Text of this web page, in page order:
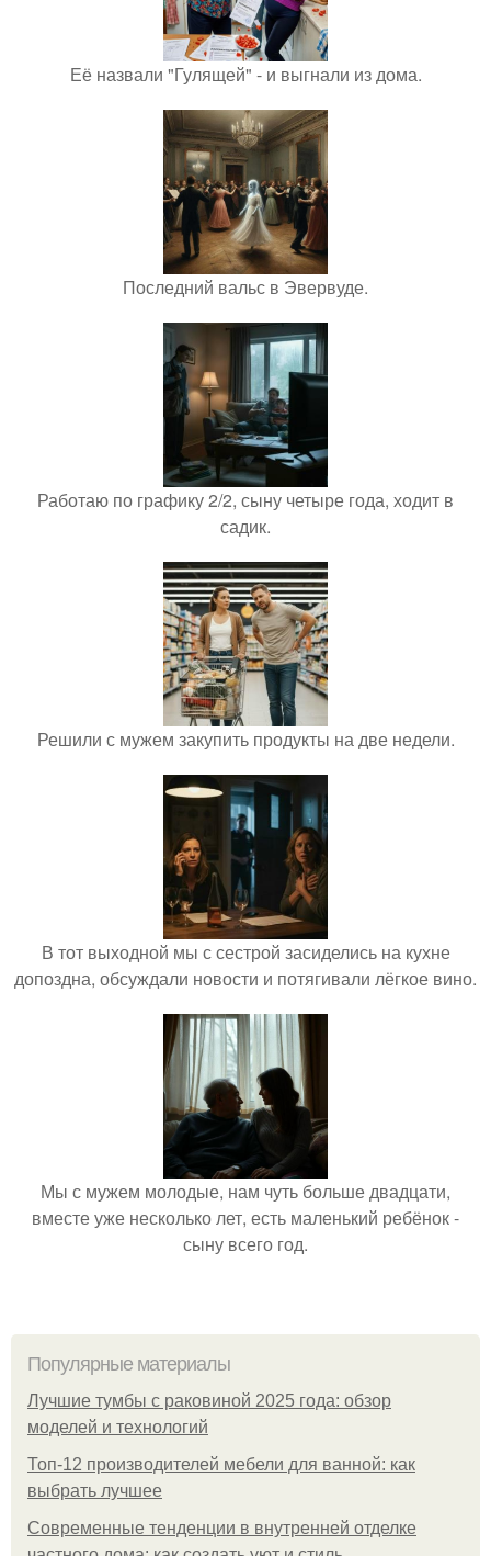
Её назвали "Гулящей" - и выгнали из дома.
Последний вальс в Эвервуде.
Работаю по графику 2/2, сыну четыре года, ходит в
садик.
Решили с мужем закупить продукты на две недели.
В тот выходной мы с сестрой засиделись на кухне
допоздна, обсуждали новости и потягивали лёгкое вино.
Мы с мужем молодые, нам чуть больше двадцати,
вместе уже несколько лет, есть маленький ребёнок -
сыну всего год.
Популярные материалы
Лучшие тумбы с раковиной 2025 года: обзор
моделей и технологий
Топ-12 производителей мебели для ванной: как
выбрать лучшее
Современные тенденции в внутренней отделке